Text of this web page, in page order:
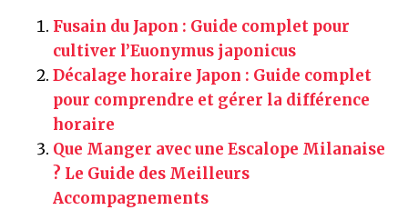
Fusain du Japon : Guide complet pour
cultiver l’Euonymus japonicus
Décalage horaire Japon : Guide complet
pour comprendre et gérer la différence
horaire
Que Manger avec une Escalope Milanaise
? Le Guide des Meilleurs
Accompagnements